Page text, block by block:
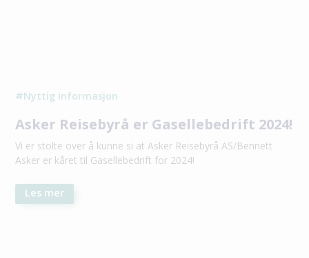
#Nyttig informasjon
Asker Reisebyrå er Gasellebedrift 2024!
Vi er stolte over å kunne si at Asker Reisebyrå AS/Bennett
Asker er kåret til Gasellebedrift for 2024!
Les mer